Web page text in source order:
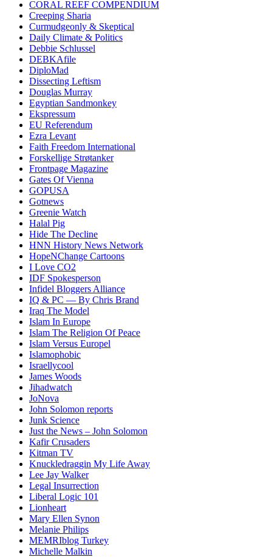
CORAL REEF COMPENDIUM
Creeping Sharia
Curmudgeonly & Skeptical
Daily Climate & Politics
Debbie Schlussel
DEBKAfile
DiploMad
Dissecting Leftism
Douglas Murray
Egyptian Sandmonkey
Ekspressum
EU Referendum
Ezra Levant
Faith Freedom International
Forskellige Strøtanker
Frontpage Magazine
Gates Of Vienna
GOPUSA
Gotnews
Greenie Watch
Halal Pig
Hide The Decline
HNN History News Network
HopeNChange Cartoons
I Love CO2
IDF Spokesperson
Infidel Bloggers Alliance
IQ & PC — By Chris Brand
Iraq The Model
Islam In Europe
Islam The Religion Of Peace
Islam Versus Europel
Islamophobic
Israellycool
James Woods
Jihadwatch
JoNova
John Solomon reports
Junk Science
Just the News – John Solomon
Kafir Crusaders
Kitman TV
Knuckledraggin My Life Away
Lee Jay Walker
Legal Insurrection
Liberal Logic 101
Lionheart
Mary Ellen Synon
Melanie Philips
MEMRIblog Turkey
Michelle Malkin